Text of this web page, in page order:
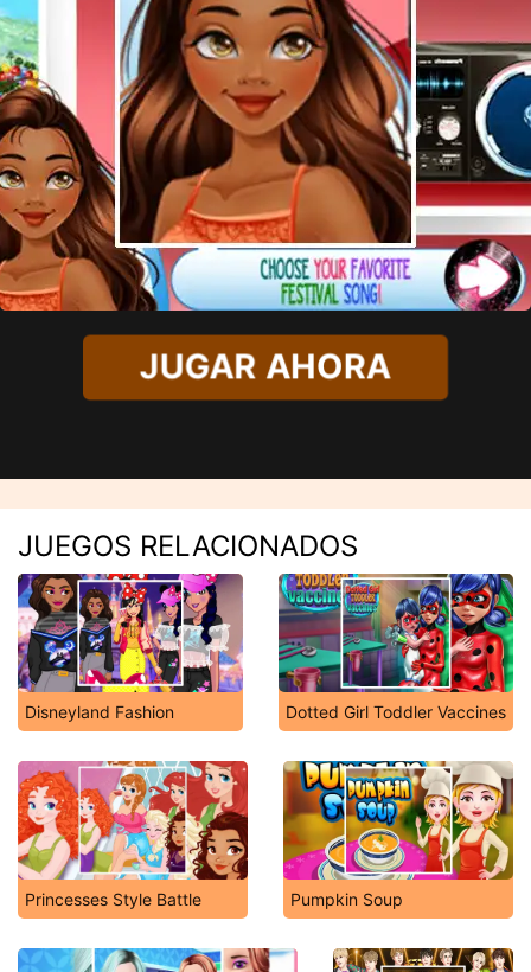
JUGAR AHORA
JUEGOS RELACIONADOS
Disneyland Fashion Dotted Girl Toddler Vaccines
Princesses Style Battle Pumpkin Soup